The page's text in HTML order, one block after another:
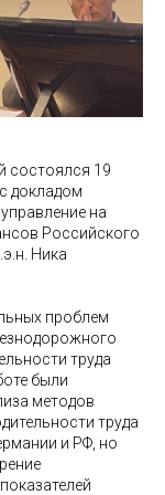
состоялся 19
, с докладом
на
Российского
Ника
проблем
труда
были
методов
труда
и РФ, но